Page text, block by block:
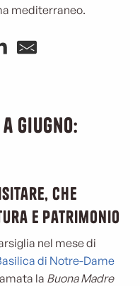
mediterraneo.
giugno:
che
e patrimonio
nel mese di
di Notre-Dame
la Buona Madre